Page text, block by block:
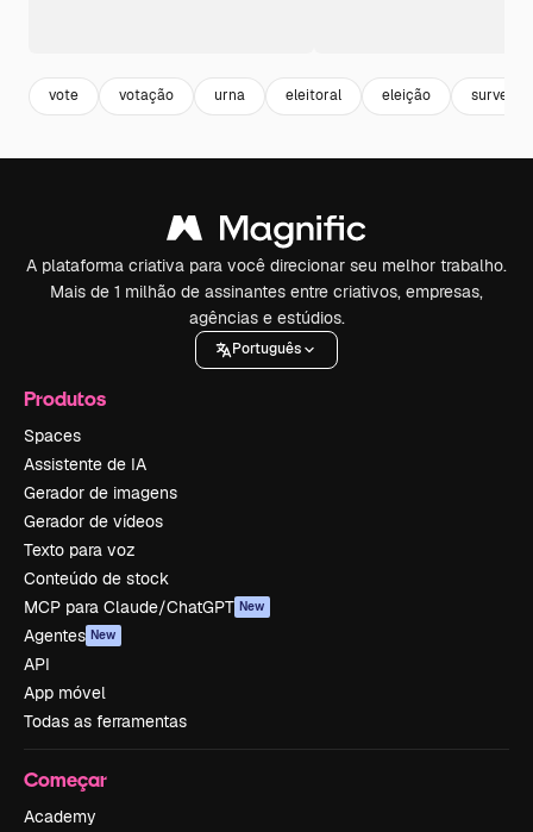
vote votação urna eleitoral eleição survey
A plataforma criativa para você direcionar seu melhor trabalho.
Mais de 1 milhão de assinantes entre criativos, empresas,
agências e estúdios.
Português
Produtos
Spaces
Assistente de IA
Gerador de imagens
Gerador de vídeos
Texto para voz
Conteúdo de stock
MCP para Claude/ChatGPT New
Agentes New
API
App móvel
Todas as ferramentas
Começar
Academy